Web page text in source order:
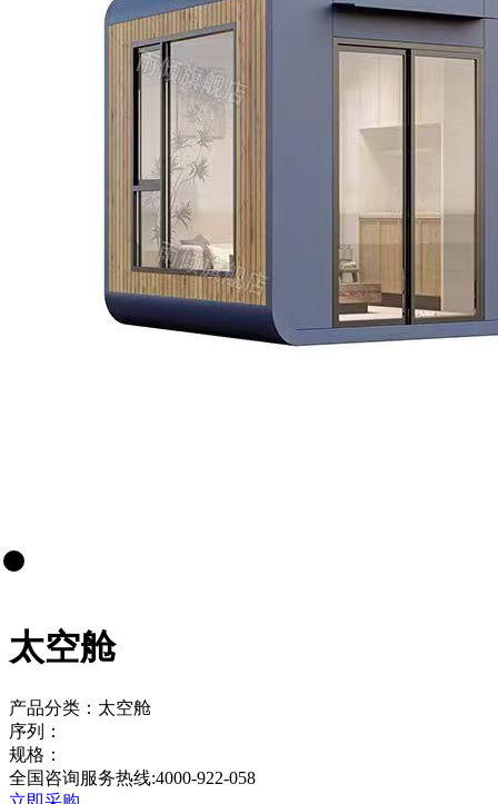
太空舱
产品分类：太空舱
序列：
规格：
全国咨询服务热线:4000-922-058